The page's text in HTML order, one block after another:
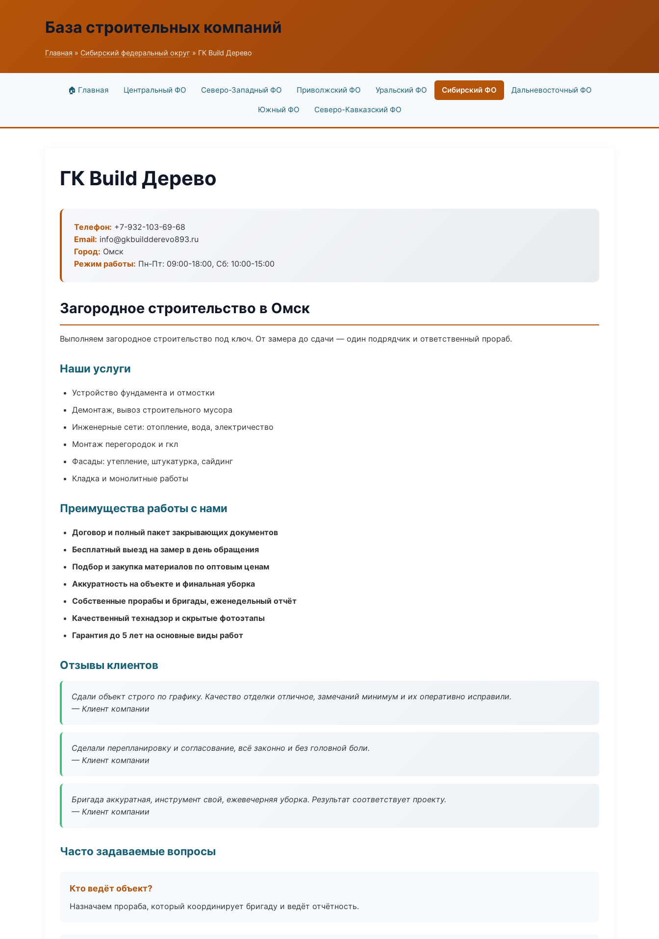
База строительных компаний
Главная » Сибирский федеральный округ » ГК Build Дерево
🏠 Главная Центральный ФО Северо-Западный ФО Приволжский ФО Уральский ФО Сибирский ФО Дальневосточный ФО
Южный ФО Северо-Кавказский ФО
ГК Build Дерево
Телефон: +7-932-103-69-68
Email: info@gkbuildderevo893.ru
Город: Омск
Режим работы: Пн-Пт: 09:00-18:00, Сб: 10:00-15:00
Загородное строительство в Омск
Выполняем загородное строительство под ключ. От замера до сдачи — один подрядчик и ответственный прораб.
Наши услуги
Устройство фундамента и отмостки
Демонтаж, вывоз строительного мусора
Инженерные сети: отопление, вода, электричество
Монтаж перегородок и гкл
Фасады: утепление, штукатурка, сайдинг
Кладка и монолитные работы
Преимущества работы с нами
Договор и полный пакет закрывающих документов
Бесплатный выезд на замер в день обращения
Подбор и закупка материалов по оптовым ценам
Аккуратность на объекте и финальная уборка
Собственные прорабы и бригады, еженедельный отчёт
Качественный технадзор и скрытые фотоэтапы
Гарантия до 5 лет на основные виды работ
Отзывы клиентов
Сдали объект строго по графику. Качество отделки отличное, замечаний минимум и их оперативно исправили.
— Клиент компании
Сделали перепланировку и согласование, всё законно и без головной боли.
— Клиент компании
Бригада аккуратная, инструмент свой, ежевечерняя уборка. Результат соответствует проекту.
— Клиент компании
Часто задаваемые вопросы
Кто ведёт объект?
Назначаем прораба, который координирует бригаду и ведёт отчётность.